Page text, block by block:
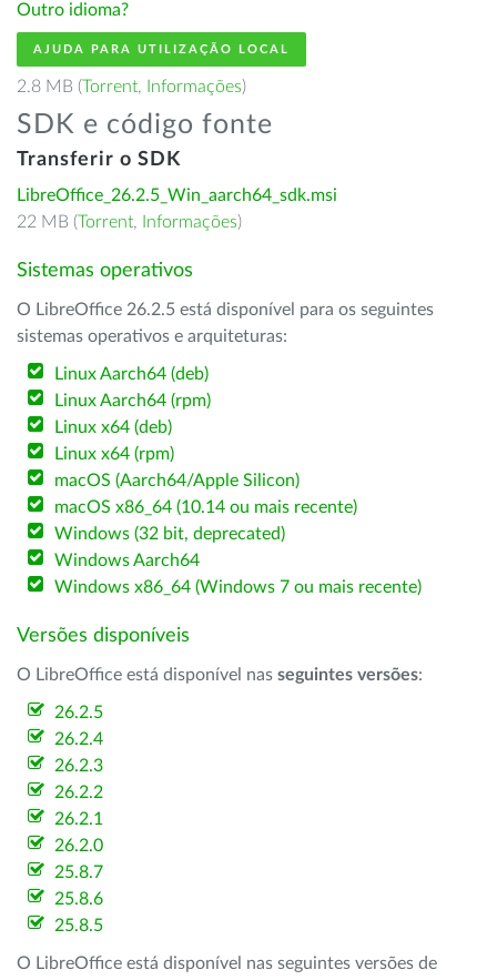
Outro idioma?
AJUDA PARA UTILIZAÇÃO LOCAL
2.8 MB (Torrent, Informações)
SDK e código fonte
Transferir o SDK
LibreOffice_26.2.5_Win_aarch64_sdk.msi
22 MB (Torrent, Informações)
Sistemas operativos
O LibreOffice 26.2.5 está disponível para os seguintes
sistemas operativos e arquiteturas:
Linux Aarch64 (deb)
Linux Aarch64 (rpm)
Linux x64 (deb)
Linux x64 (rpm)
macOS (Aarch64/Apple Silicon)
macOS x86_64 (10.14 ou mais recente)
Windows (32 bit, deprecated)
Windows Aarch64
Windows x86_64 (Windows 7 ou mais recente)
Versões disponíveis
O LibreOffice está disponível nas seguintes versões:
26.2.5
26.2.4
26.2.3
26.2.2
26.2.1
26.2.0
25.8.7
25.8.6
25.8.5
O LibreOffice está disponível nas seguintes versões de